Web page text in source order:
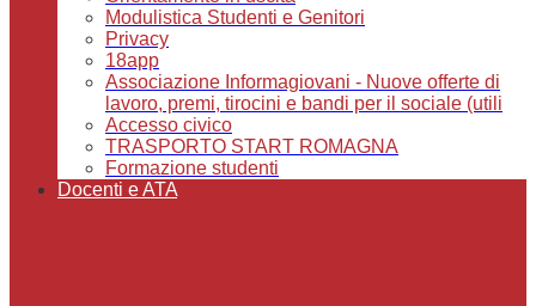
Modulistica Studenti e Genitori
Privacy
18app
Associazione Informagiovani - Nuove offerte di
lavoro, premi, tirocini e bandi per il sociale (utili
Accesso civico
TRASPORTO START ROMAGNA
Formazione studenti
Docenti e ATA